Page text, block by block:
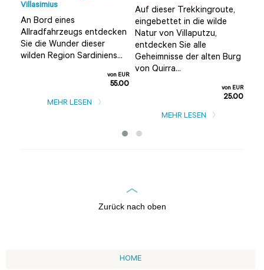
Villasimius
An Bord eines
Allradfahrzeugs entdecken
Sie die Wunder dieser
wilden Region Sardiniens...
von EUR
55.00
MEHR LESEN
Auf dieser Trekkingroute,
eingebettet in die wilde
Natur von Villaputzu,
entdecken Sie alle
Geheimnisse der alten Burg
von Quirra...
von EUR
25.00
MEHR LESEN
Zurück nach oben
HOME